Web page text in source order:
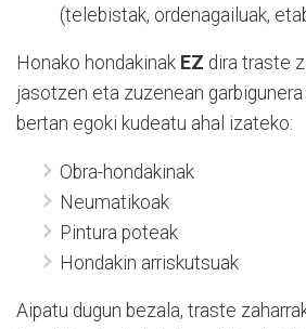
(telebistak, ordenagailuak,
Honako hondakinak EZ dira traste
jasotzen eta zuzenean
bertan egoki kudeatu ahal izateko:
Obra-hondakinak
Neumatikoak
Pintura poteak
Hondakin arriskutsuak
Aipatu dugun bezala, traste